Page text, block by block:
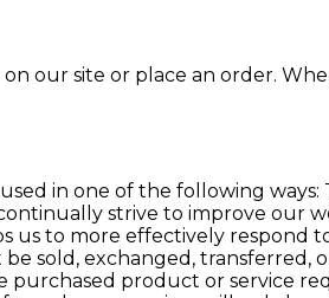
our site or place an order.
in one of the following
strive to improve our
us to more effectively respond
sold, exchanged,
product or service